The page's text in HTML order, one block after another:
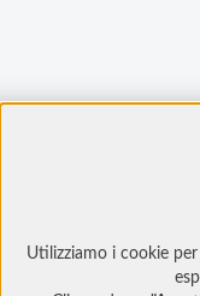
Utilizziamo i cookie